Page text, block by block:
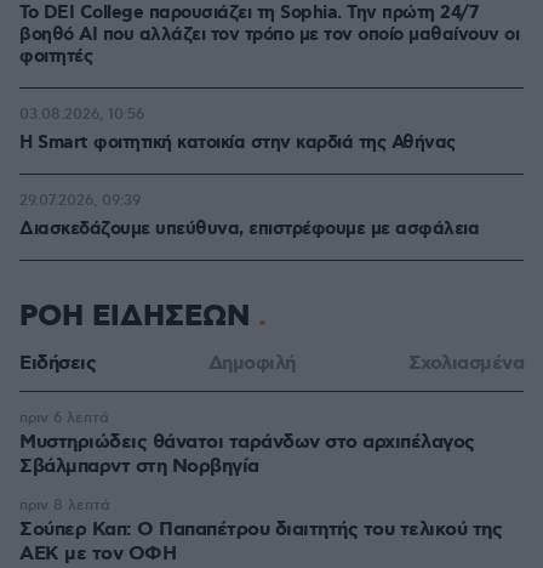
Το DEI College παρουσιάζει τη Sophia. Την πρώτη 24/7
βοηθό AI που αλλάζει τον τρόπο με τον οποίο μαθαίνουν οι
φοιτητές
Η Smart φοιτητική κατοικία στην καρδιά της Αθήνας
03.08.2026, 10:56
Διασκεδάζουμε υπεύθυνα, επιστρέφουμε με ασφάλεια
29.07.2026, 09:39
ΡΟΗ ΕΙΔΗΣΕΩΝ
Ειδήσεις Δημοφιλή Σχολιασμένα
Μυστηριώδεις θάνατοι ταράνδων στο αρχιπέλαγος
Σβάλμπαρντ στη Νορβηγία
πριν 6 λεπτά
Σούπερ Καπ: Ο Παπαπέτρου διαιτητής του τελικού της
ΑΕΚ με τον ΟΦΗ
πριν 8 λεπτά